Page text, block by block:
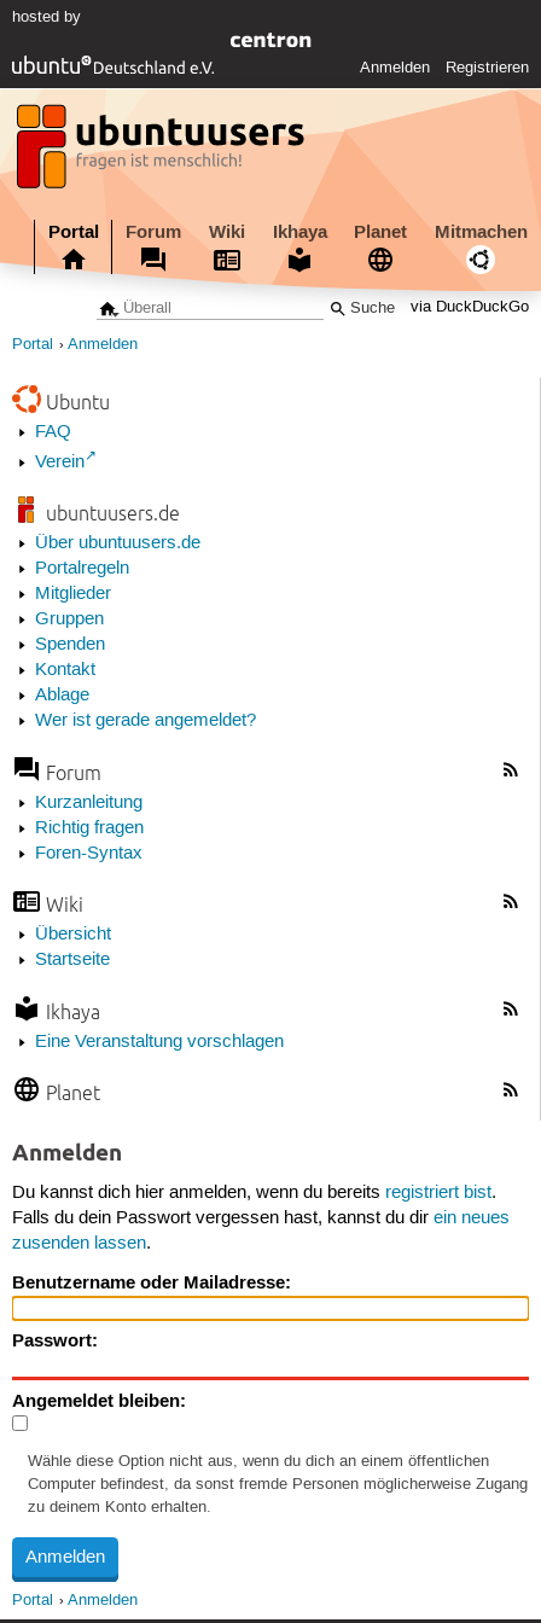
hosted by
Anmelden Registrieren
Portal Forum Wiki Ikhaya Planet Mitmachen
via DuckDuckGo
Portal Anmelden
Ubuntu
FAQ
Verein
ubuntuusers.de
Über ubuntuusers.de
Portalregeln
Mitglieder
Gruppen
Spenden
Kontakt
Ablage
Wer ist gerade angemeldet?
Forum
Kurzanleitung
Richtig fragen
Foren-Syntax
Wiki
Übersicht
Startseite
Ikhaya
Eine Veranstaltung vorschlagen
Planet
Anmelden
Du kannst dich hier anmelden, wenn du bereits registriert bist.
Falls du dein Passwort vergessen hast, kannst du dir ein neues
zusenden lassen.
Benutzername oder Mailadresse:
Passwort:
Angemeldet bleiben:
Wähle diese Option nicht aus, wenn du dich an einem öffentlichen
Computer befindest, da sonst fremde Personen möglicherweise Zugang
zu deinem Konto erhalten.
Portal Anmelden